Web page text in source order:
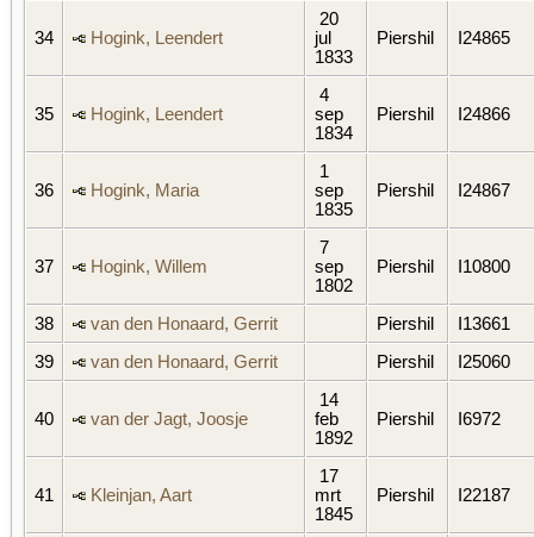
34 Hogink, Leendert
20
jul
1833
Piershil I24865
35 Hogink, Leendert
4
sep
1834
Piershil I24866
36 Hogink, Maria
1
sep
1835
Piershil I24867
37 Hogink, Willem
7
sep
1802
Piershil I10800
38 van den Honaard, Gerrit Piershil
I13661
39
van den Honaard, Gerrit Piershil I25060
40 van der Jagt, Joosje
14
feb
1892
Piershil I6972
41 Kleinjan, Aart
17
mrt
1845
Piershil I22187